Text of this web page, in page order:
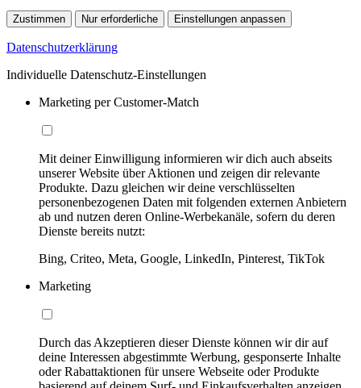
Zustimmen Nur erforderliche Einstellungen anpassen
Datenschutzerklärung
Individuelle Datenschutz-Einstellungen
Marketing per Customer-Match
Mit deiner Einwilligung informieren wir dich auch abseits
unserer Website über Aktionen und zeigen dir relevante
Produkte. Dazu gleichen wir deine verschlüsselten
personenbezogenen Daten mit folgenden externen Anbietern
ab und nutzen deren Online-Werbekanäle, sofern du deren
Dienste bereits nutzt:
Bing, Criteo, Meta, Google, LinkedIn, Pinterest, TikTok
Marketing
Durch das Akzeptieren dieser Dienste können wir dir auf
deine Interessen abgestimmte Werbung, gesponserte Inhalte
oder Rabattaktionen für unsere Webseite oder Produkte